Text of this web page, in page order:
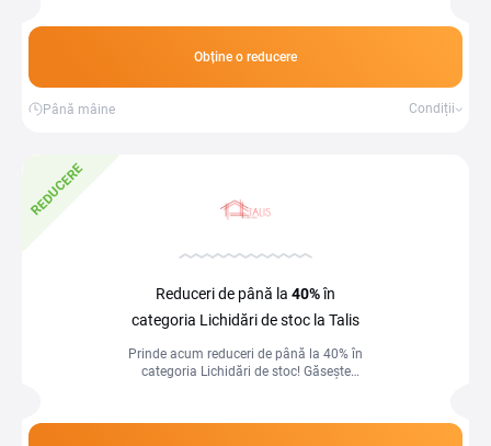
Obține o reducere
Până mâine Condiții
REDUCERE
Reduceri de până la 40%în
categoria Lichidări de stoc la Talis
Prinde acum reduceri de până la 40% în
categoria Lichidări de stoc! Găsește
șansa de a economisi pe articolele